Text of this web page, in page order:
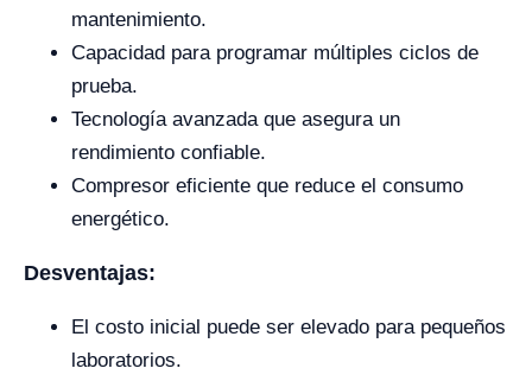
mantenimiento.
Capacidad para programar múltiples ciclos de
prueba.
Tecnología avanzada que asegura un
rendimiento confiable.
Compresor eficiente que reduce el consumo
energético.
Desventajas:
El costo inicial puede ser elevado para pequeños
laboratorios.